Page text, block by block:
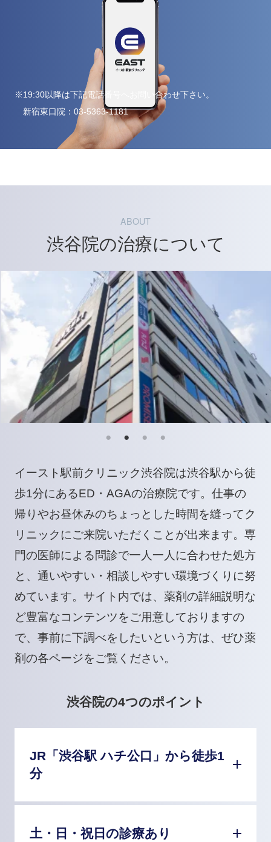
※19:30以降は下記電話番号へお問い合わせ下さい。
新宿東口院： 03-5363-1181
ABOUT
渋谷院の治療について
イースト駅前クリニック渋谷院は渋谷駅から徒
歩1分にあるED・AGAの治療院です。仕事の
帰りやお昼休みのちょっとした時間を縫ってク
リニックにご来院いただくことが出来ます。専
門の医師による問診で一人一人に合わせた処方
と、通いやすい・相談しやすい環境づくりに努
めています。サイト内では、薬剤の詳細説明な
ど豊富なコンテンツをご用意しておりますの
で、事前に下調べをしたいという方は、ぜひ薬
剤の各ページをご覧ください。
渋谷院の4つのポイント
JR「渋谷駅 ハチ公口」から徒歩1
分
土・日・祝日の診療あり